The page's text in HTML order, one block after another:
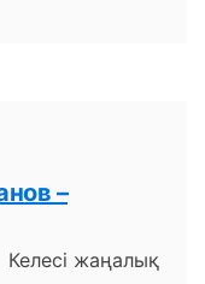
–
Келесі жаңалық